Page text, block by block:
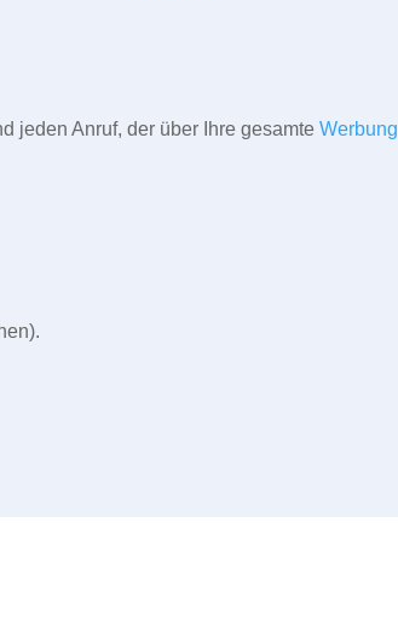
jeden Anruf, der über Ihre gesamteWerbung